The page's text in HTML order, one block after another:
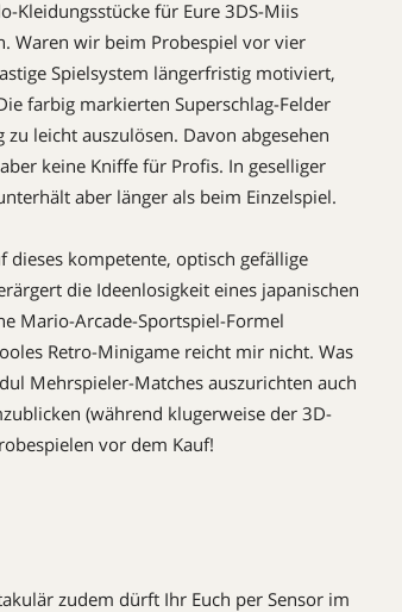
Kleidungsstücke für Eure 3DS-Miis
Waren wir beim Probespiel vor vier
Spielsystem längerfristig motiviert,
farbig markierten Superschlag-Felder
leicht auszulösen. Davon abgesehen
keine Kniffe für Profis. In geselliger
aber länger als beim Einzelspiel.
dieses kompetente, optisch gefällige
die Ideenlosigkeit eines japanischen
Mario-Arcade-Sportspiel-Formel
Retro-Minigame reicht mir nicht. Was
Mehrspieler-Matches auszurichten auch
(während klugerweise der 3D-
vor dem Kauf!
zudem dürft Ihr Euch per Sensor im